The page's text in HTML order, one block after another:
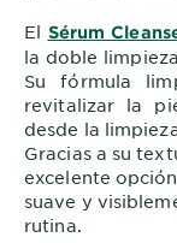
El Sérum
la doble
Su fórmula
revitalizar la
desde la
Gracias a su
excelente
suave y
rutina.